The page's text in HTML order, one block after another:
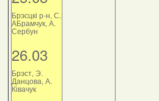
Брэсцкі р-н, С.
АБрамчук, А.
Сербун
26.03
Брэст, Э.
Данцова, А.
Ківачук